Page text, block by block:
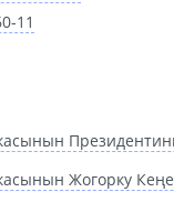
11
Жогорку